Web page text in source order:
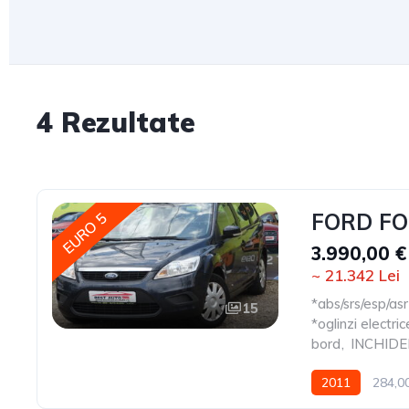
4 Rezultate
EURO 5
15
FORD
3.990,00 €
~ 21.342 Lei
*abs/srs/esp/asr
*oglinzi
bord,
2011